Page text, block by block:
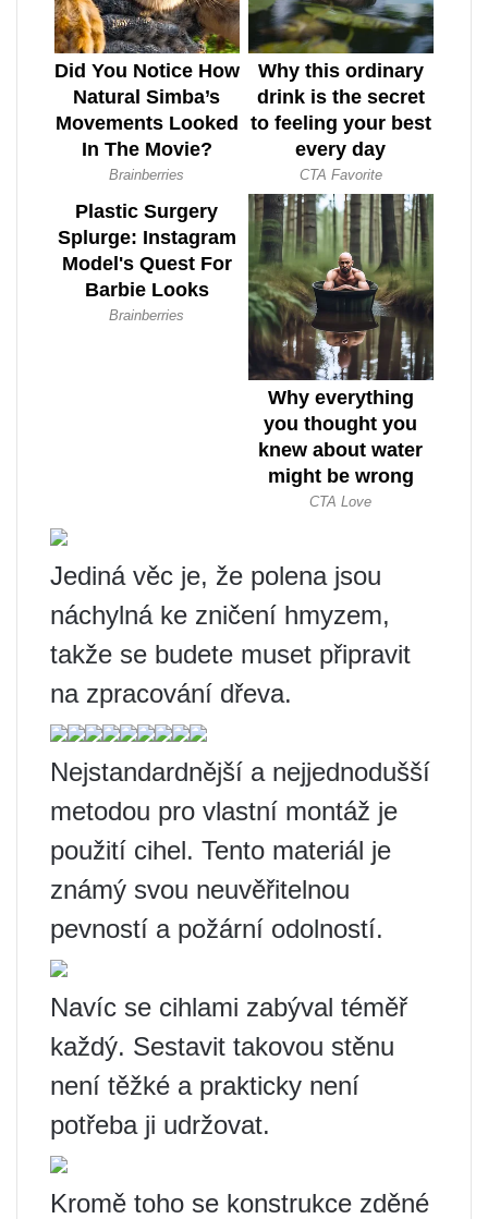
Jediná věc je, že polena jsou
náchylná ke zničení hmyzem,
takže se budete muset připravit
na zpracování dřeva.
Nejstandardnější a nejjednodušší
metodou pro vlastní montáž je
použití cihel. Tento materiál je
známý svou neuvěřitelnou
pevností a požární odolností.
Navíc se cihlami zabýval téměř
každý. Sestavit takovou stěnu
není těžké a prakticky není
potřeba ji udržovat.
Kromě toho se konstrukce zděné